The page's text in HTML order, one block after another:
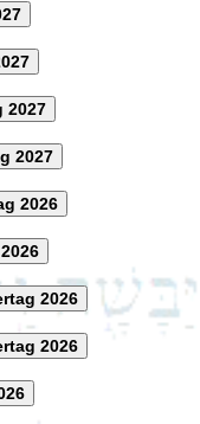
2027
2027
2026
2026
2026